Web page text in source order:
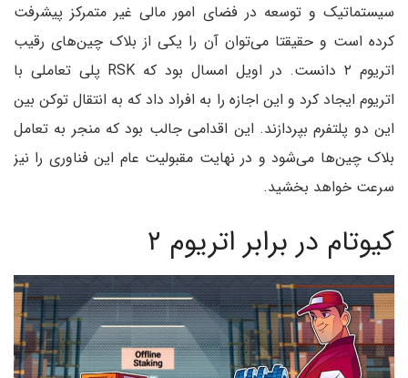
سیستماتیک و توسعه در فضای امور مالی غیر متمرکز پیشرفت
کرده است و حقیقتا می‌توان آن را یکی از بلاک چین‌های رقیب
اتریوم ۲ دانست. در اویل امسال بود که RSK پلی تعاملی با
اتریوم ایجاد کرد و این اجازه را به افراد داد که به انتقال توکن بین
این دو پلتفرم بپردازند. این اقدامی جالب بود که منجر به تعامل
بلاک چین‌ها می‌شود و در نهایت مقبولیت عام این فناوری را نیز
سرعت خواهد بخشید.
کیوتام در برابر اتریوم ۲